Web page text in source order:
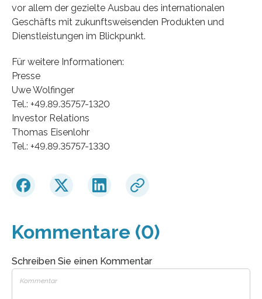
vor allem der gezielte Ausbau des internationalen
Geschäfts mit zukunftsweisenden Produkten und
Dienstleistungen im Blickpunkt.
Für weitere Informationen:
Presse
Uwe Wolfinger
Tel.: +49.89.35757-1320
Investor Relations
Thomas Eisenlohr
Tel.: +49.89.35757-1330
Kommentare (0)
Schreiben Sie einen Kommentar